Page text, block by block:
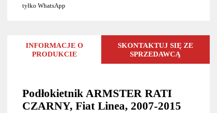
tyłko WhatsApp
INFORMACJE O
PRODUKCIE
SKONTAKTUJ SIĘ ZE
SPRZEDAWCĄ
Podłokietnik ARMSTER RATI
CZARNY, Fiat Linea, 2007-2015